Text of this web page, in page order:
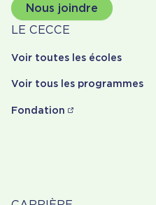
Nous joindre
À
propos
LE CECCE
Voir toutes les écoles
Voir tous les programmes
Fondation